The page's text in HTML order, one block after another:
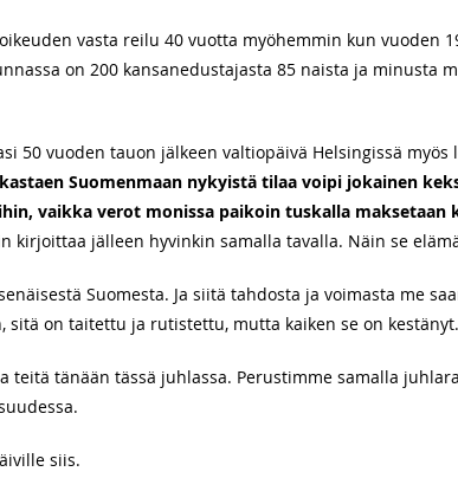
vasta reilu 40 vuotta myöhemmin kun vuoden
on 200 kansanedustajasta 85 naista ja minusta
50 vuoden tauon jälkeen valtiopäivä Helsingissä
Suomenmaan nykyistä tilaa voipi jokainen
vaikka verot monissa paikoin tuskalla maksetaan
kirjoittaa jälleen hyvinkin samalla tavalla. Näin se
Suomesta. Ja siitä tahdosta ja voimasta me
sitä on taitettu ja rutistettu, mutta kaiken se on kestänyt.
teitä tänään tässä juhlassa. Perustimme samalla
siis.